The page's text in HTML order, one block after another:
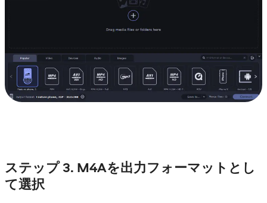
ステップ 3. M4Aを出力フォーマットとし
て選択